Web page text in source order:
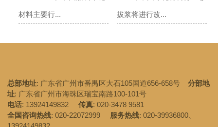
材料主要行... 拔浆将进行改...
总部地址: 广东省广州市番禺区大石105国道656-658号 分部地